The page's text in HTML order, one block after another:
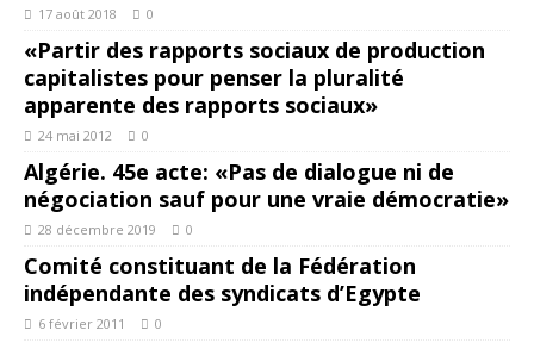
17 août 2018 0
«Partir des rapports sociaux de production
capitalistes pour penser la pluralité
apparente des rapports sociaux»
24 mai 2012 0
Algérie. 45e acte: «Pas de dialogue ni de
négociation sauf pour une vraie démocratie»
28 décembre 2019 0
Comité constituant de la Fédération
indépendante des syndicats d’Egypte
6 février 2011 0